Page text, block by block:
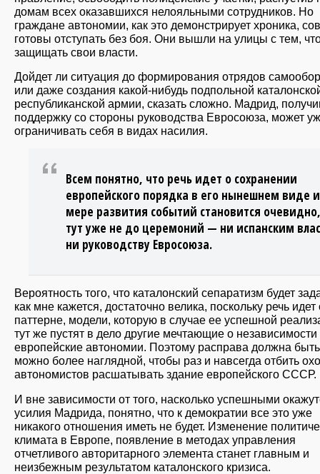
домам всех оказавшихся нелояльными сотрудников. Но
граждане автономии, как это демонстрирует хроника,
готовы отступать без боя. Они вышли на улицы с тем,
защищать свои власти.
Дойдет ли ситуация до формирования отрядов
или даже создания какой-нибудь подпольной
республиканской армии, сказать сложно. Мадрид,
поддержку со стороны руководства Евросоюза, может
ограничивать себя в видах насилия.
Всем понятно, что речь идет о сохранении
европейского порядка в его нынешнем виде
мере развития событий становится
тут уже не до церемоний — ни испанским
ни руководству Евросоюза.
Вероятность того, что каталонский сепаратизм будет
как мне кажется, достаточно велика, поскольку речь идет
паттерне, модели, которую в случае ее успешной
тут же пустят в дело другие мечтающие о независимости
европейские автономии. Поэтому расправа должна быть
можно более наглядной, чтобы раз и навсегда отбить
автономистов расшатывать здание европейского СССР.
И вне зависимости от того, насколько успешными
усилия Мадрида, понятно, что к демократии все это уже
никакого отношения иметь не будет. Изменение
климата в Европе, появление в методах управления
отчетливого авторитарного элемента станет главным и
неизбежным результатом каталонского кризиса.